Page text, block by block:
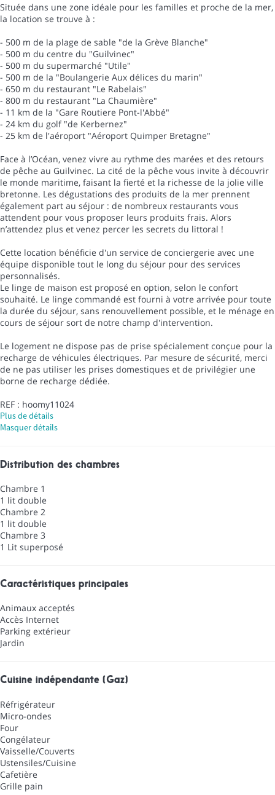
Située dans une zone idéale pour les familles et proche de la mer,
la location se trouve à :
- 500 m de la plage de sable "de la Grève Blanche"
- 500 m du centre du "Guilvinec"
- 500 m du supermarché "Utile"
- 500 m de la "Boulangerie Aux délices du marin"
- 650 m du restaurant "Le Rabelais"
- 800 m du restaurant "La Chaumière"
- 11 km de la "Gare Routiere Pont-l'Abbé"
- 24 km du golf "de Kerbernez"
- 25 km de l'aéroport "Aéroport Quimper Bretagne"
Face à l’Océan, venez vivre au rythme des marées et des retours
de pêche au Guilvinec. La cité de la pêche vous invite à découvrir
le monde maritime, faisant la fierté et la richesse de la jolie ville
bretonne. Les dégustations des produits de la mer prennent
également part au séjour : de nombreux restaurants vous
attendent pour vous proposer leurs produits frais. Alors
n’attendez plus et venez percer les secrets du littoral !
Cette location bénéficie d'un service de conciergerie avec une
équipe disponible tout le long du séjour pour des services
personnalisés.
Le linge de maison est proposé en option, selon le confort
souhaité. Le linge commandé est fourni à votre arrivée pour toute
la durée du séjour, sans renouvellement possible, et le ménage en
cours de séjour sort de notre champ d'intervention.
Le logement ne dispose pas de prise spécialement conçue pour la
recharge de véhicules électriques. Par mesure de sécurité, merci
de ne pas utiliser les prises domestiques et de privilégier une
borne de recharge dédiée.
REF : hoomy11024
Plus de détails
Masquer détails
Distribution des chambres
Chambre 1
1 lit double
Chambre 2
1 lit double
Chambre 3
1 Lit superposé
Caractéristiques principales
Animaux acceptés
Accès Internet
Parking extérieur
Jardin
Cuisine indépendante (Gaz)
Réfrigérateur
Micro-ondes
Four
Congélateur
Vaisselle/Couverts
Ustensiles/Cuisine
Cafetière
Grille pain